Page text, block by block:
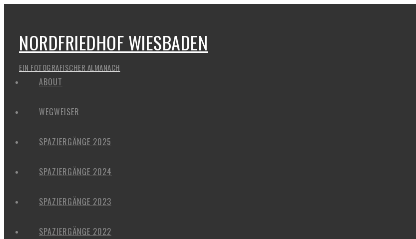
NORDFRIEDHOF WIESBADEN
EIN FOTOGRAFISCHER ALMANACH
ABOUT
WEGWEISER
SPAZIERGÄNGE 2025
SPAZIERGÄNGE 2024
SPAZIERGÄNGE 2023
SPAZIERGÄNGE 2022